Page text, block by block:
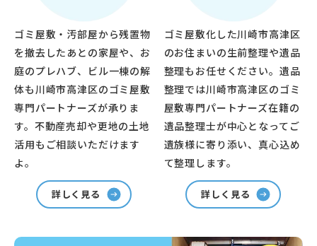
ゴミ屋敷・汚部屋から残置物
を撤去したあとの家屋や、お
庭のプレハブ、ビル一棟の解
体も川崎市高津区のゴミ屋敷
専門パートナーズが承りま
す。不動産売却や更地の土地
活用もご相談いただけます
よ。
詳しく見る
ゴミ屋敷化した川崎市高津区
のお住まいの生前整理や遺品
整理もお任せください。遺品
整理では川崎市高津区のゴミ
屋敷専門パートナーズ在籍の
遺品整理士が中心となってご
遺族様に寄り添い、真心込め
て整理します。
詳しく見る